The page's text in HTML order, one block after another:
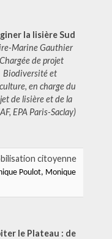
la lisière Sud
Marine Gauthier
de projet
Biodiversité et
en charge du
de lisière et de la
EPA Paris-Saclay)
citoyenne
Poulot, Monique
le Plateau : de